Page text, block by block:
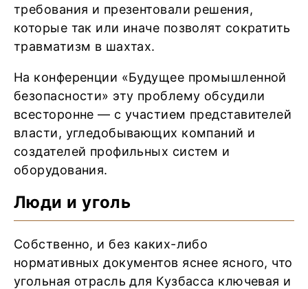
требования и презентовали решения,
которые так или иначе позволят сократить
травматизм в шахтах.
На конференции «Будущее промышленной
безопасности» эту проблему обсудили
всесторонне — с участием представителей
власти, угледобывающих компаний и
создателей профильных систем и
оборудования.
Люди и уголь
Собственно, и без каких-либо
нормативных документов яснее ясного, что
угольная отрасль для Кузбасса ключевая и